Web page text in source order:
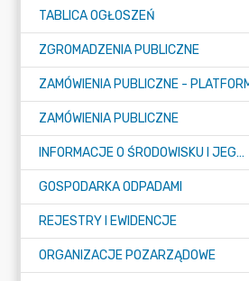
TABLICA OGŁOSZEŃ
ZGROMADZENIA PUBLICZNE
ZAMÓWIENIA PUBLICZNE
INFORMACJE O ŚRODOWISKU I JEGO OCHRONIE
GOSPODARKA ODPADAMI
REJESTRY I EWIDENCJE
ORGANIZACJE POZARZĄDOWE